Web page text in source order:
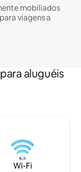
mobiliados
viagens a
aluguéis
Wi-Fi